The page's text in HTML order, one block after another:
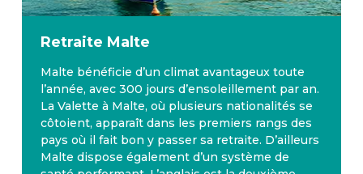
Retraite Malte
Malte bénéficie d’un climat avantageux toute
l’année, avec 300 jours d’ensoleillement par an.
La Valette à Malte, où plusieurs nationalités se
côtoient, apparaît dans les premiers rangs des
pays où il fait bon y passer sa retraite. D’ailleurs
Malte dispose également d’un système de